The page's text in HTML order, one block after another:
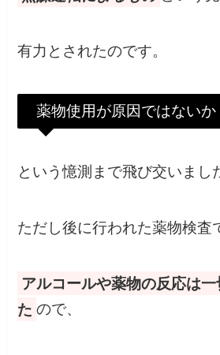
有力とされたのです。
薬物使用が原因ではないか
という憶測まで飛び交いまし
ただし後に行われた薬物検査
アルコールや薬物の反応は
た ので、